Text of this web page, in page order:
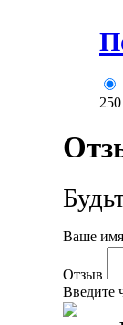
Ваше
Отзыв
Введите